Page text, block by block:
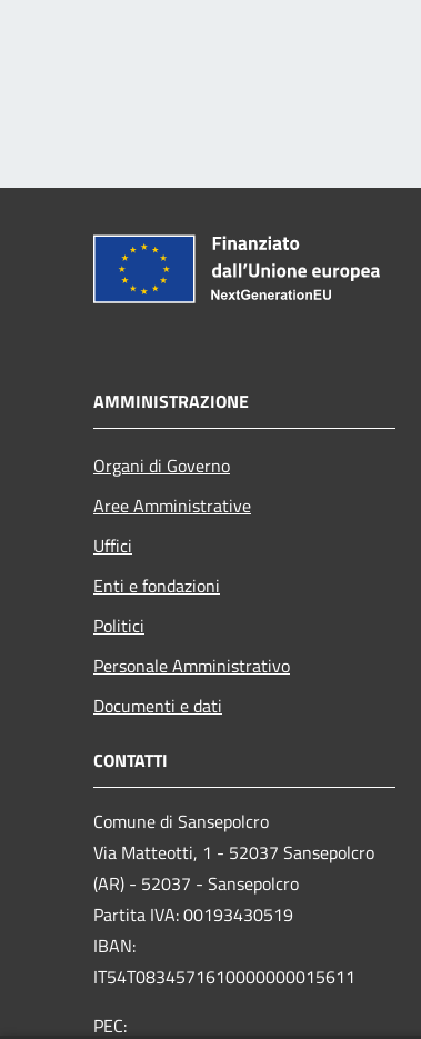
AMMINISTRAZIONE
Organi di Governo
Aree Amministrative
Uffici
Enti e fondazioni
Politici
Personale Amministrativo
Documenti e dati
CONTATTI
Comune di Sansepolcro
Via Matteotti, 1 - 52037 Sansepolcro
(AR) - 52037 - Sansepolcro
Partita IVA: 00193430519
IBAN:
IT54T0834571610000000015611
PEC: